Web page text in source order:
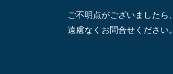
ご不明点がございましたら、
遠慮なくお問合せください。